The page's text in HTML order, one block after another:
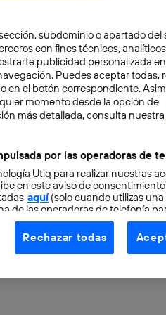
de
subdominio o apartado del
con fines técnicos,
publicidad personalizada
Puedes aceptar todas,
en el botón correspondiente.
momento desde la opción de
más detallada, consulta nuestra
por las operadoras de
Utiq para realizar nuestras
en este aviso de
aquí(solo cuando utilizas una
de las operadoras de telefonía
web).
como prioridad
la cuenta de cliente de
Rechazar todas